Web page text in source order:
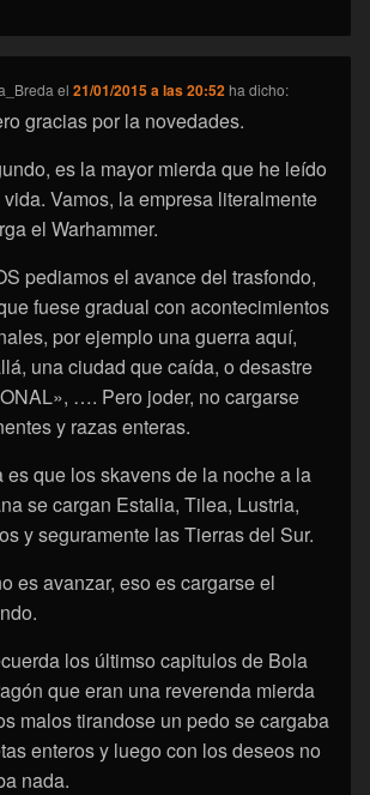
el21/01/2015 a las 20:52 ha dicho:
gracias por la novedades.
es la mayor mierda que he leído
Vamos, la empresa literalmente
el Warhammer.
pediamos el avance del trasfondo,
fuese gradual con acontecimientos
por ejemplo una guerra aquí,
una ciudad que caída, o desastre
…. Pero joder, no cargarse
y razas enteras.
es que los skavens de la noche a la
se cargan Estalia, Tilea, Lustria,
y seguramente las Tierras del Sur.
es avanzar, eso es cargarse el
los últimso capitulos de Bola
que eran una reverenda mierda
malos tirandose un pedo se cargaba
enteros y luego con los deseos no
nada.